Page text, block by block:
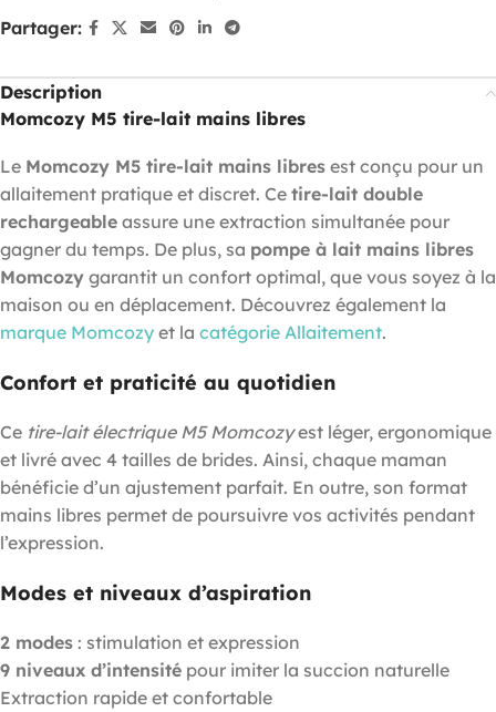
Partager:
Description
Momcozy M5 tire-lait mains libres
Le Momcozy M5 tire-lait mains libres est conçu pour un
allaitement pratique et discret. Ce tire-lait double
rechargeable assure une extraction simultanée pour
gagner du temps. De plus, sa pompe à lait mains libres
Momcozy garantit un confort optimal, que vous soyez à la
maison ou en déplacement. Découvrez également la
marque Momcozy et la catégorie Allaitement.
Confort et praticité au quotidien
Ce tire-lait électrique M5 Momcozyest léger, ergonomique
et livré avec 4 tailles de brides. Ainsi, chaque maman
bénéficie d’un ajustement parfait. En outre, son format
mains libres permet de poursuivre vos activités pendant
l’expression.
Modes et niveaux d’aspiration
2 modes : stimulation et expression
9 niveaux d’intensité pour imiter la succion naturelle
Extraction rapide et confortable